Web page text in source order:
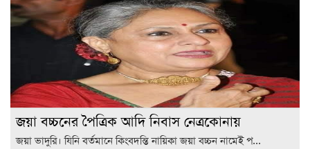
জয়া বচ্চনের পৈত্রিক আদি নিবাস নেত্রকোনায়
জয়া ভাদুরি। যিনি বর্তমানে কিংবদন্তি নায়িকা জয়া বচ্চন নামেই প...